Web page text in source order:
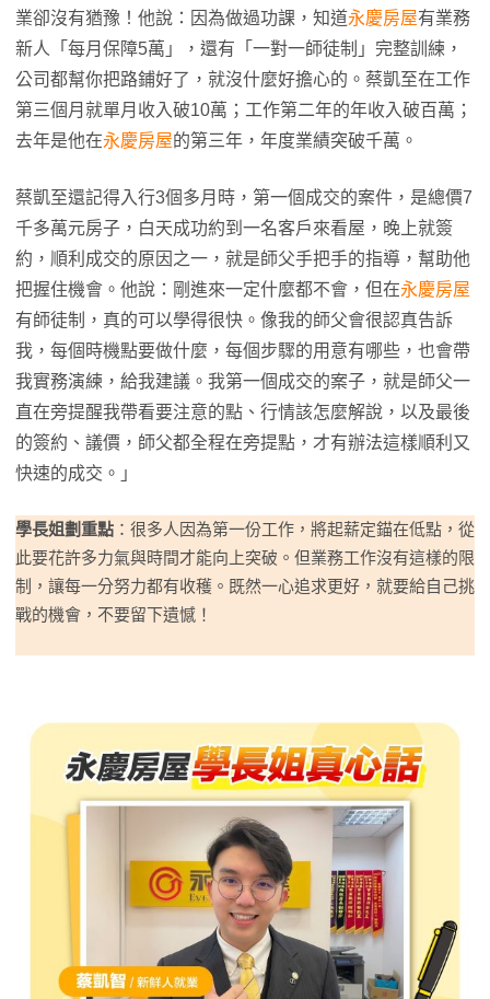
業卻沒有猶豫！他說：因為做過功課，知道永慶房屋有業務
新人「每月保障5萬」，還有「一對一師徒制」完整訓練，
公司都幫你把路鋪好了，就沒什麼好擔心的。蔡凱至在工作
第三個月就單月收入破10萬；工作第二年的年收入破百萬；
去年是他在永慶房屋的第三年，年度業績突破千萬。
蔡凱至還記得入行3個多月時，第一個成交的案件，是總價7
千多萬元房子，白天成功約到一名客戶來看屋，晚上就簽
約，順利成交的原因之一，就是師父手把手的指導，幫助他
把握住機會。他說：剛進來一定什麼都不會，但在永慶房屋
有師徒制，真的可以學得很快。像我的師父會很認真告訴
我，每個時機點要做什麼，每個步驟的用意有哪些，也會帶
我實務演練，給我建議。我第一個成交的案子，就是師父一
直在旁提醒我帶看要注意的點、行情該怎麼解說，以及最後
的簽約、議價，師父都全程在旁提點，才有辦法這樣順利又
快速的成交。」
學長姐劃重點 ：很多人因為第一份工作，將起薪定錨在低點，從
此要花許多力氣與時間才能向上突破。但業務工作沒有這樣的限
制，讓每一分努力都有收穫。既然一心追求更好，就要給自己挑
戰的機會，不要留下遺憾！